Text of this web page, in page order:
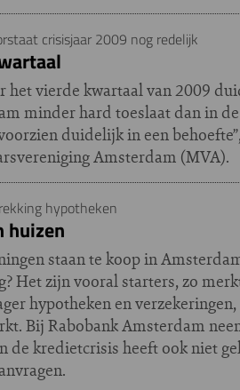
crisisjaar 2009 nog redelijk
het vierde kwartaal van 2009
minder hard toeslaat dan in de
duidelijk in een
Amsterdam (MVA).
hypotheken
huizen
staan te koop in
Het zijn vooral starters, zo
hypotheken en
Bij Rabobank Amsterdam
de kredietcrisis heeft ook niet